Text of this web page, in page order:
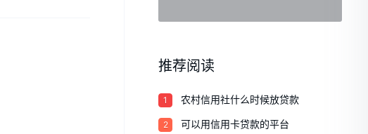
推荐阅读
1 农村信用社什么时候放贷款
2 可以用信用卡贷款的平台